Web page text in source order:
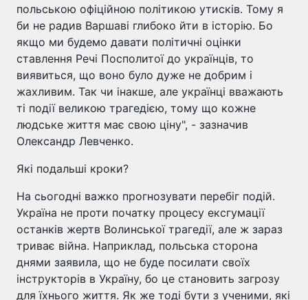
польською офіційною політикою утисків. Тому я
би не радив Варшаві глибоко йти в історію. Бо
якщо ми будемо давати політичні оцінки
ставлення Речі Посполитої до українців, то
виявиться, що воно було дуже не добрим і
жахливим. Так чи інакше, але українці вважають
ті події великою трагедією, тому що кожне
людське життя має свою ціну", - зазначив
Олександр Левченко.
Які подальші кроки?
На сьогодні важко прогнозувати перебіг подій.
Україна не проти початку процесу ексгумації
останків жертв Волинської трагедії, але ж зараз
триває війна. Наприклад, польська сторона
днями заявила, що не буде посилати своїх
інструкторів в Україну, бо це становить загрозу
для їхнього життя. Як же тоді бути з ученими, які